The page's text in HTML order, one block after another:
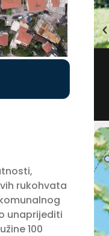
rukohvata
unaprijediti
100